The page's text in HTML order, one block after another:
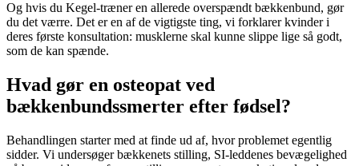
Og hvis du Kegel-træner en allerede overspændt bækkenbund, gør
du det værre. Det er en af de vigtigste ting, vi forklarer kvinder i
deres første konsultation: musklerne skal kunne slippe lige så godt,
som de kan spænde.
Hvad gør en osteopat ved
bækkenbundssmerter efter fødsel?
Behandlingen starter med at finde ud af, hvor problemet egentlig
sidder. Vi undersøger bækkenets stilling, SI-leddenes bevægelighed